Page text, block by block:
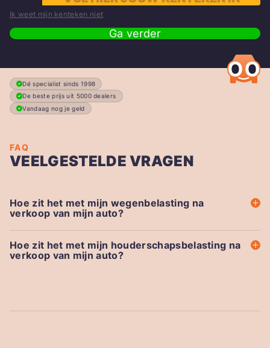
Ik weet mijn kenteken niet
Ga verder
Dé specialist sinds 1998
De beste prijs uit 5000 dealers
Vandaag nog je geld
FAQ
VEELGESTELDE VRAGEN
Hoe zit het met mijn wegenbelasting na
verkoop van mijn auto?
Hoe zit het met mijn houderschapsbelasting na
verkoop van mijn auto?